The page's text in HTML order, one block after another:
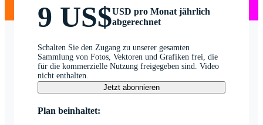
9 US$USD pro Monat jährlich
abgerechnet
Schalten Sie den Zugang zu unserer gesamten
Sammlung von Fotos, Vektoren und Grafiken frei, die
für die kommerzielle Nutzung freigegeben sind. Video
nicht enthalten.
Jetzt abonnieren
Plan beinhaltet: